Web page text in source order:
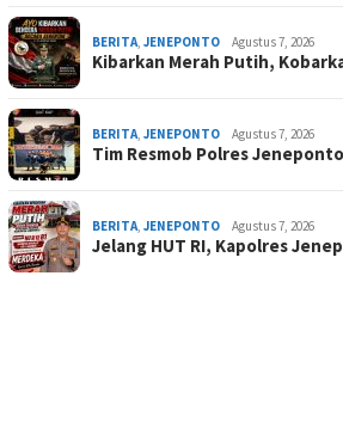
BERITA JENEPONTO Agustus 7, 2026
Kibarkan Merah Putih,
BERITA JENEPONTO Agustus 7, 2026
Tim Resmob Polres
BERITA JENEPONTO Agustus 7, 2026
Jelang HUT RI, Kapolres